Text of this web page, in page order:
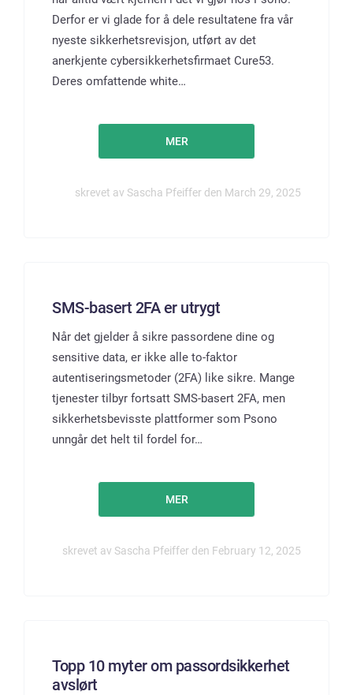
Derfor er vi glade for å dele resultatene fra vår
nyeste sikkerhetsrevisjon, utført av det
anerkjente cybersikkerhetsfirmaet Cure53.
Deres omfattende white…
MER
skrevet av Sascha Pfeiffer den March 29, 2025
SMS-basert 2FA er utrygt
Når det gjelder å sikre passordene dine og
sensitive data, er ikke alle to-faktor
autentiseringsmetoder (2FA) like sikre. Mange
tjenester tilbyr fortsatt SMS-basert 2FA, men
sikkerhetsbevisste plattformer som Psono
unngår det helt til fordel for…
MER
skrevet av Sascha Pfeiffer den February 12, 2025
Topp 10 myter om passordsikkerhet
avslørt